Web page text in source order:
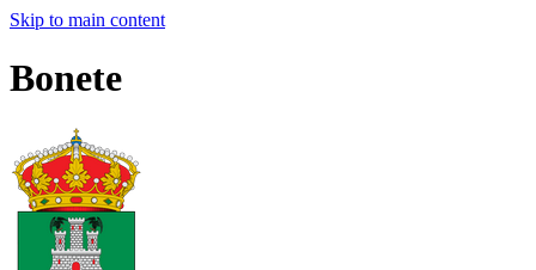
Skip to main content
Bonete